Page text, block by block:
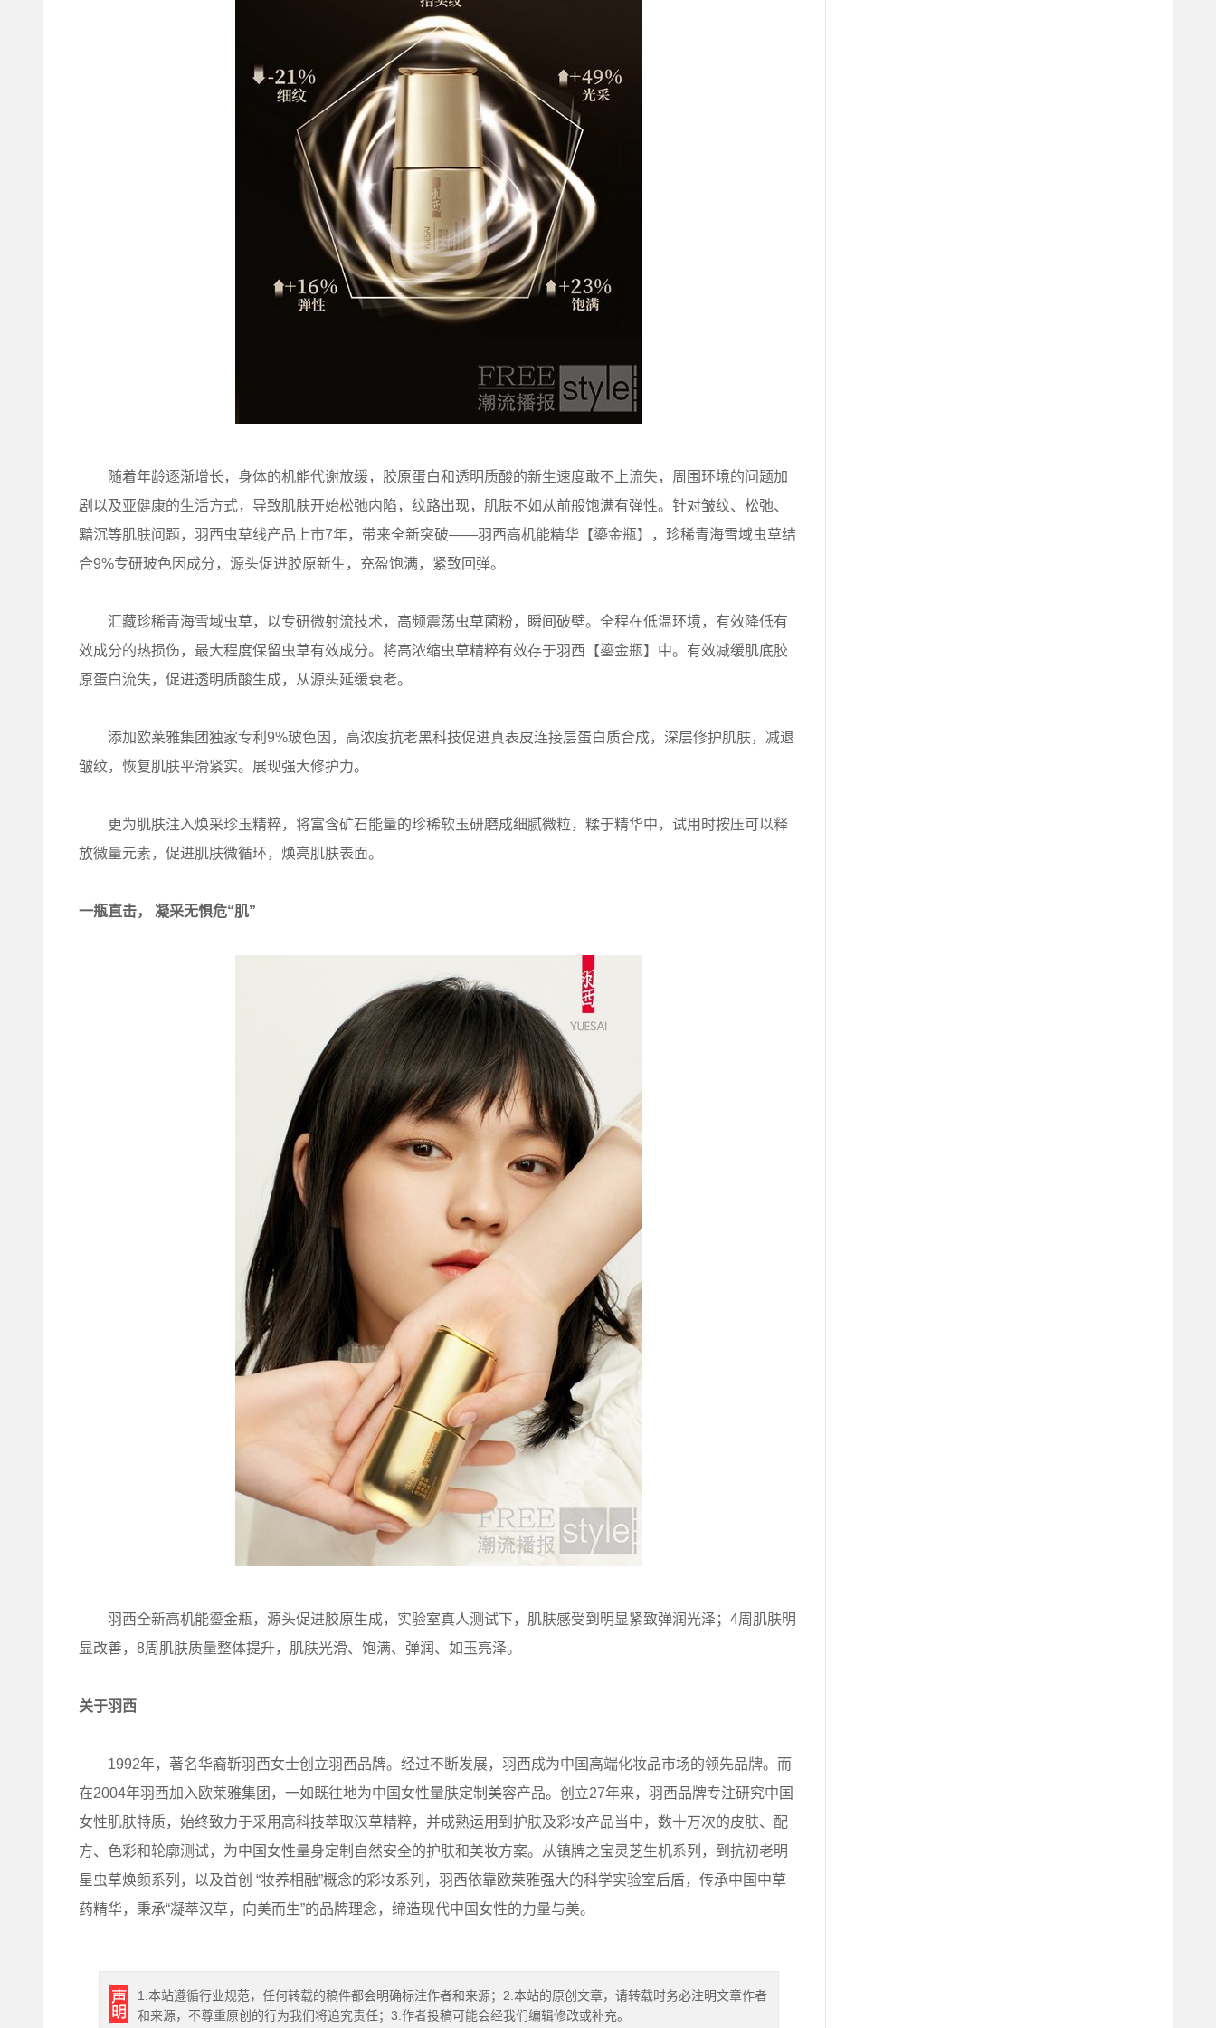
随着年龄逐渐增长，身体的机能代谢放缓，胶原蛋白和透明质酸的新生速度敢不上流失，周围环境的问题加
剧以及亚健康的生活方式，导致肌肤开始松弛内陷，纹路出现，肌肤不如从前般饱满有弹性。针对皱纹、松弛、
黯沉等肌肤问题，羽西虫草线产品上市7年，带来全新突破——羽西高机能精华【鎏金瓶】，珍稀青海雪域虫草结
合9%专研玻色因成分，源头促进胶原新生，充盈饱满，紧致回弹。
汇藏珍稀青海雪域虫草，以专研微射流技术，高频震荡虫草菌粉，瞬间破壁。全程在低温环境，有效降低有
效成分的热损伤，最大程度保留虫草有效成分。将高浓缩虫草精粹有效存于羽西【鎏金瓶】中。有效减缓肌底胶
原蛋白流失，促进透明质酸生成，从源头延缓衰老。
添加欧莱雅集团独家专利9%玻色因，高浓度抗老黑科技促进真表皮连接层蛋白质合成，深层修护肌肤，减退
皱纹，恢复肌肤平滑紧实。展现强大修护力。
更为肌肤注入焕采珍玉精粹，将富含矿石能量的珍稀软玉研磨成细腻微粒，糅于精华中，试用时按压可以释
放微量元素，促进肌肤微循环，焕亮肌肤表面。
一瓶直击， 凝采无惧危“肌”
羽西全新高机能鎏金瓶，源头促进胶原生成，实验室真人测试下，肌肤感受到明显紧致弹润光泽；4周肌肤明
显改善，8周肌肤质量整体提升，肌肤光滑、饱满、弹润、如玉亮泽。
关于羽西
1992年，著名华裔靳羽西女士创立羽西品牌。经过不断发展，羽西成为中国高端化妆品市场的领先品牌。而
在2004年羽西加入欧莱雅集团，一如既往地为中国女性量肤定制美容产品。创立27年来，羽西品牌专注研究中国
女性肌肤特质，始终致力于采用高科技萃取汉草精粹，并成熟运用到护肤及彩妆产品当中，数十万次的皮肤、配
方、色彩和轮廓测试，为中国女性量身定制自然安全的护肤和美妆方案。从镇牌之宝灵芝生机系列，到抗初老明
星虫草焕颜系列，以及首创 “妆养相融”概念的彩妆系列，羽西依靠欧莱雅强大的科学实验室后盾，传承中国中草
药精华，秉承“凝萃汉草，向美而生”的品牌理念，缔造现代中国女性的力量与美。
1.本站遵循行业规范，任何转载的稿件都会明确标注作者和来源；2.本站的原创文章，请转载时务必注明文章作者
和来源，不尊重原创的行为我们将追究责任；3.作者投稿可能会经我们编辑修改或补充。